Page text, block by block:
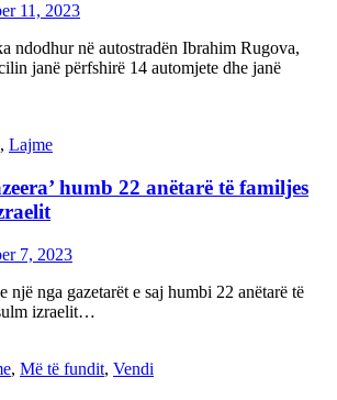
11, 2023
ndodhur në autostradën Ibrahim Rugova,
janë përfshirë 14 automjete dhe janë
, Lajme
humb 22 anëtarë të familjes
7, 2023
një nga gazetarët e saj humbi 22 anëtarë të
izraelit…
, Më të fundit, Vendi